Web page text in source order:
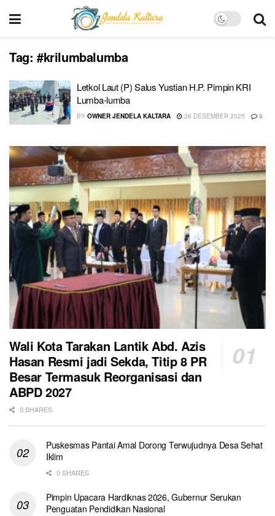
Tag: #krilumbalumba
Letkol Laut (P) Salus Yustian H.P. Pimpin KRI
Lumba-lumba
BY OWNER JENDELA KALTARA 26 DESEMBER 2025 0
Wali Kota Tarakan Lantik Abd. Azis
Hasan Resmi jadi Sekda, Titip 8 PR
Besar Termasuk Reorganisasi dan
ABPD 2027
0 SHARES
Puskesmas Pantai Amal Dorong Terwujudnya Desa Sehat
Iklim
0 SHARES
Pimpin Upacara Hardiknas 2026, Gubernur Serukan
Penguatan Pendidikan Nasional